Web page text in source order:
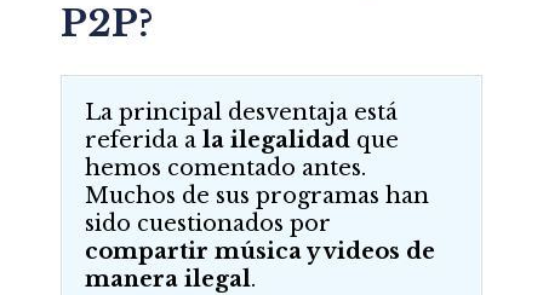
P2P?
La principal desventaja está
referida ala ilegalidadque
hemos comentado antes.
Muchos de sus programas han
sido cuestionados por
compartir música y videos de
manera ilegal.